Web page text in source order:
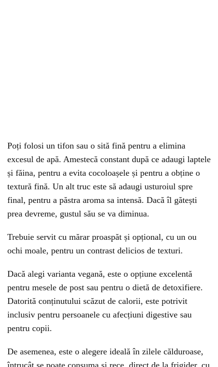
Poți folosi un tifon sau o sită fină pentru a elimina
excesul de apă. Amestecă constant după ce adaugi laptele
și făina, pentru a evita cocoloașele și pentru a obține o
textură fină. Un alt truc este să adaugi usturoiul spre
final, pentru a păstra aroma sa intensă. Dacă îl gătești
prea devreme, gustul său se va diminua.
Trebuie servit cu mărar proaspăt și opțional, cu un ou
ochi moale, pentru un contrast delicios de texturi.
Dacă alegi varianta vegană, este o opțiune excelentă
pentru mesele de post sau pentru o dietă de detoxifiere.
Datorită conținutului scăzut de calorii, este potrivit
inclusiv pentru persoanele cu afecțiuni digestive sau
pentru copii.
De asemenea, este o alegere ideală în zilele călduroase,
întrucât se poate consuma și rece, direct de la frigider, cu